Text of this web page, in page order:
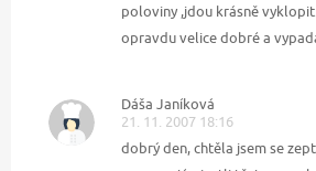
poloviny ,jdou krásně
opravdu velice dobré a
Dáša Janíková
21. 11. 2007 18:16
dobrý den, chtěla jsem se